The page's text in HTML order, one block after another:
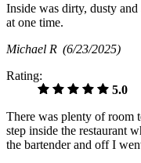
Inside was dirty, dusty
at one time.
Michael R (6/23/2025)
Rating:
5.0
There was plenty of room
step inside the restaurant
the bartender and off I